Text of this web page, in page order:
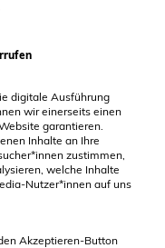
digitale Ausführung
wir einerseits einen
garantieren.
Inhalte an Ihre
zustimmen,
welche Inhalte
Nutzer*innen auf uns
Akzeptieren-Button